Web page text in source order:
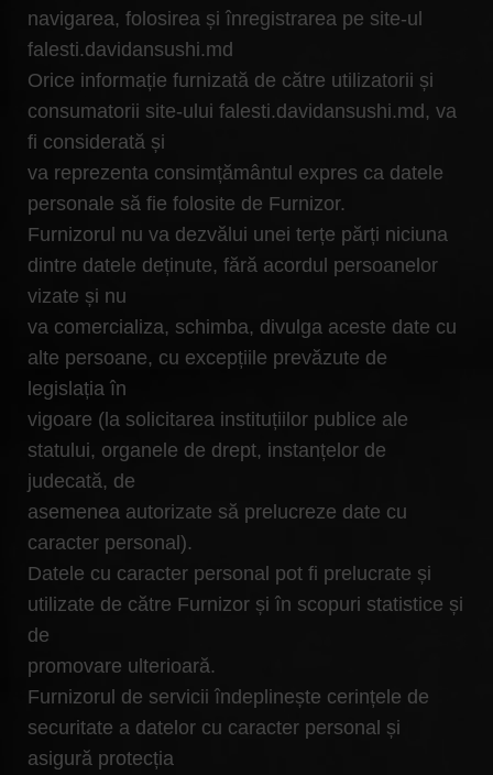
navigarea, folosirea și înregistrarea pe site-ul
falesti.davidansushi.md
Orice informație furnizată de către utilizatorii și
consumatorii site-ului falesti.davidansushi.md, va
fi considerată și
va reprezenta consimțământul expres ca datele
personale să fie folosite de Furnizor.
Furnizorul nu va dezvălui unei terțe părți niciuna
dintre datele deținute, fără acordul persoanelor
vizate și nu
va comercializa, schimba, divulga aceste date cu
alte persoane, cu excepțiile prevăzute de
legislația în
vigoare (la solicitarea instituțiilor publice ale
statului, organele de drept, instanțelor de
judecată, de
asemenea autorizate să prelucreze date cu
caracter personal).
Datele cu caracter personal pot fi prelucrate și
utilizate de către Furnizor și în scopuri statistice și
de
promovare ulterioară.
Furnizorul de servicii îndeplinește cerințele de
securitate a datelor cu caracter personal și
asigură protecția